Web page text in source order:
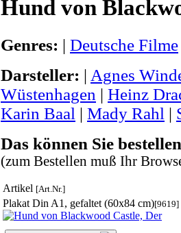
Hund von
Genres: | Deutsche Filme
Darsteller: | Agnes
Wüstenhagen | Heinz
Karin Baal | Mady Rahl |
Das können Sie
(zum Bestellen muß Ihr
Artikel [Art.Nr.]
Plakat Din A1, gefaltet (60x84 cm)[9619]